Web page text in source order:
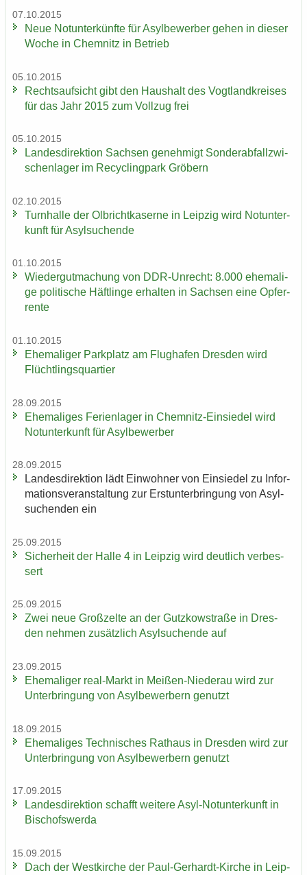
07.10.2015
Neue Not­un­ter­künf­te für Asyl­be­wer­ber gehen in die­ser
Woche in Chem­nitz in Be­trieb
05.10.2015
Rechts­auf­sicht gibt den Haus­halt des Vogt­land­krei­ses
für das Jahr 2015 zum Voll­zug frei
05.10.2015
Lan­des­di­rek­ti­on Sach­sen ge­neh­migt Son­der­ab­fall­zwi­
schen­la­ger im Re­cy­cling­park Grö­bern
02.10.2015
Turn­hal­le der Ol­bricht­ka­ser­ne in Leip­zig wird Not­un­ter­
kunft für Asyl­su­chen­de
01.10.2015
Wie­der­gut­ma­chung von DDR-​Unrecht: 8.000 ehe­ma­li­
ge po­li­ti­sche Häft­lin­ge er­hal­ten in Sach­sen eine Op­fer­
ren­te
01.10.2015
Ehe­ma­li­ger Park­platz am Flug­ha­fen Dres­den wird
Flücht­lings­quar­tier
28.09.2015
Ehe­ma­li­ges Fe­ri­en­la­ger in Chemnitz-​Einsiedel wird
Not­un­ter­kunft für Asyl­be­wer­ber
28.09.2015
Lan­des­di­rek­ti­on lädt Ein­woh­ner von Ein­sie­del zu In­for­
ma­ti­ons­ver­an­stal­tung zur Erst­un­ter­brin­gung von Asyl­
su­chen­den ein
25.09.2015
Si­cher­heit der Halle 4 in Leip­zig wird deut­lich ver­bes­
sert
25.09.2015
Zwei neue Groß­zel­te an der Gutz­kow­stra­ße in Dres­
den neh­men zu­sätz­lich Asyl­su­chen­de auf
23.09.2015
Ehe­ma­li­ger real-​Markt in Meißen-​Niederau wird zur
Un­ter­brin­gung von Asyl­be­wer­bern ge­nutzt
18.09.2015
Ehe­ma­li­ges Tech­ni­sches Rat­haus in Dres­den wird zur
Un­ter­brin­gung von Asyl­be­wer­bern ge­nutzt
17.09.2015
Lan­des­di­rek­ti­on schafft wei­te­re Asyl-​Notunterkunft in
Bi­schofs­wer­da
15.09.2015
Dach der West­kir­che der Paul-​Gerhardt-Kirche in Leip­